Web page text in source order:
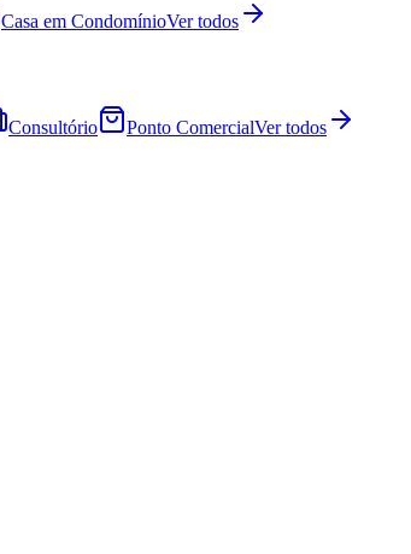
Casa em CondomínioVer todos
Consultório Ponto ComercialVer todos